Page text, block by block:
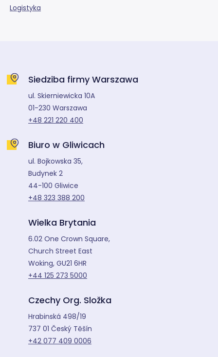
Logistyka
Siedziba firmy Warszawa
ul. Skierniewicka 10A
01-230 Warszawa
+48 221 220 400
Biuro w Gliwicach
ul. Bojkowska 35,
Budynek 2
44-100 Gliwice
+48 323 388 200
Wielka Brytania
6.02 One Crown Square,
Church Street East
Woking, GU21 6HR
+44 125 273 5000
Czechy Org. Složka
Hrabinská 498/19
737 01 Český Těšín
+42 077 409 0006